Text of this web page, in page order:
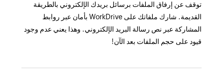
توقف عن إرفاق الملفات برسائل بريدك الإلكتروني بالطريقة
القديمة. شارك ملفاتك على WorkDrive بأمان عبر روابط
المشاركة عبر نص رسالة البريد الإلكتروني. وهذا يعني عدم وجود
قيود على حجم الملفات بعد الآن!